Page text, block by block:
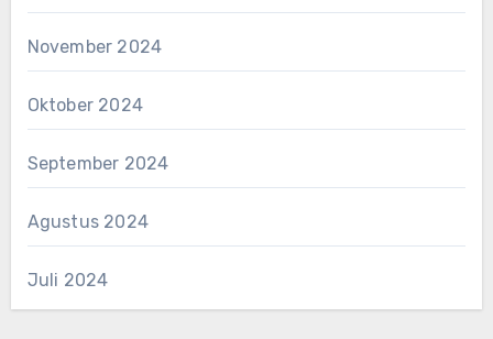
November 2024
Oktober 2024
September 2024
Agustus 2024
Juli 2024